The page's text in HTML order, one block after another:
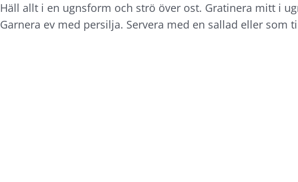
Häll allt i en ugnsform och strö över ost. Gratinera mitt i
Garnera ev med persilja. Servera med en sallad eller som